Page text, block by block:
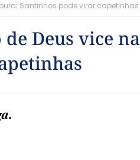
Santinhos pode virar capetinhas
Deus vice na